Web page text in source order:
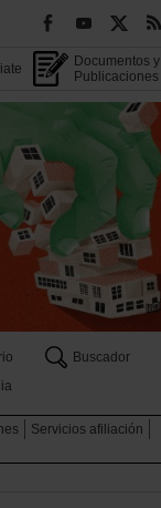
Documentos y
Publicaciones
Buscador
Servicios afiliación